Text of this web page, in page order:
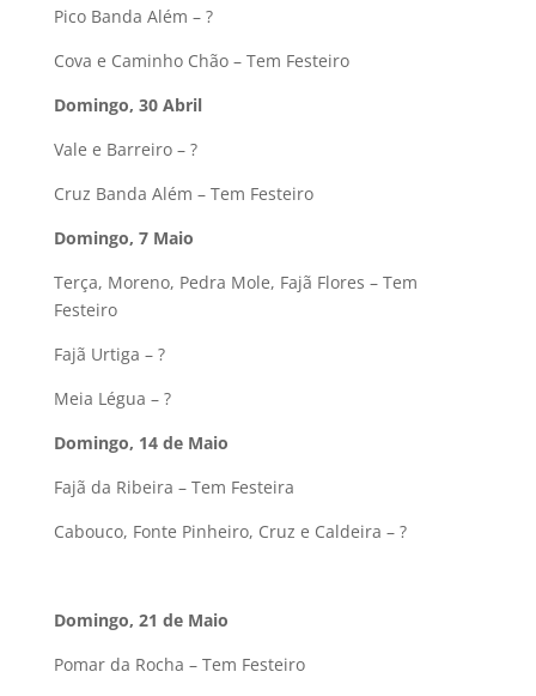
Pico Banda Além – ?
Cova e Caminho Chão – Tem Festeiro
Domingo, 30 Abril
Vale e Barreiro – ?
Cruz Banda Além – Tem Festeiro
Domingo, 7 Maio
Terça, Moreno, Pedra Mole, Fajã Flores – Tem
Festeiro
Fajã Urtiga – ?
Meia Légua – ?
Domingo, 14 de Maio
Fajã da Ribeira – Tem Festeira
Cabouco, Fonte Pinheiro, Cruz e Caldeira – ?
Domingo, 21 de Maio
Pomar da Rocha – Tem Festeiro